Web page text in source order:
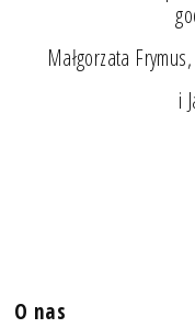
Małgorzata
i
O nas